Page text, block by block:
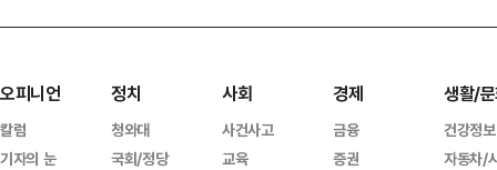
오피니언
칼럼
기자의 눈
정치
청와대
국회/정당
사회
사건사고
교육
경제
금융
증권
생활/
건강정보
자동차/